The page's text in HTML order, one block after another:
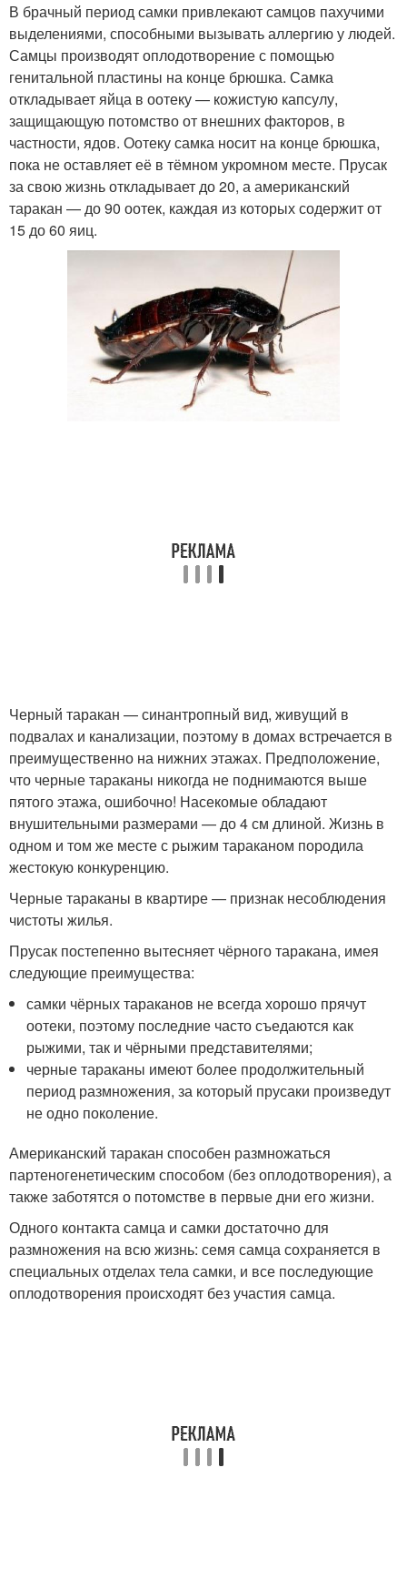
В брачный период самки привлекают самцов пахучими
выделениями, способными вызывать аллергию у людей.
Самцы производят оплодотворение с помощью
генитальной пластины на конце брюшка. Самка
откладывает яйца в оотеку — кожистую капсулу,
защищающую потомство от внешних факторов, в
частности, ядов. Оотеку самка носит на конце брюшка,
пока не оставляет её в тёмном укромном месте. Прусак
за свою жизнь откладывает до 20, а американский
таракан — до 90 оотек, каждая из которых содержит от
15 до 60 яиц.
Черный таракан — синантропный вид, живущий в
подвалах и канализации, поэтому в домах встречается в
преимущественно на нижних этажах. Предположение,
что черные тараканы никогда не поднимаются выше
пятого этажа, ошибочно! Насекомые обладают
внушительными размерами — до 4 см длиной. Жизнь в
одном и том же месте с рыжим тараканом породила
жестокую конкуренцию.
Черные тараканы в квартире — признак несоблюдения
чистоты жилья.
Прусак постепенно вытесняет чёрного таракана, имея
следующие преимущества:
самки чёрных тараканов не всегда хорошо прячут
оотеки, поэтому последние часто съедаются как
рыжими, так и чёрными представителями;
черные тараканы имеют более продолжительный
период размножения, за который прусаки произведут
не одно поколение.
Американский таракан способен размножаться
партеногенетическим способом (без оплодотворения), а
также заботятся о потомстве в первые дни его жизни.
Одного контакта самца и самки достаточно для
размножения на всю жизнь: семя самца сохраняется в
специальных отделах тела самки, и все последующие
оплодотворения происходят без участия самца.